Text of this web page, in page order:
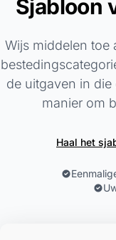
Sjabloon
Wijs middelen toe
de uitgaven in
manier om
Haal het